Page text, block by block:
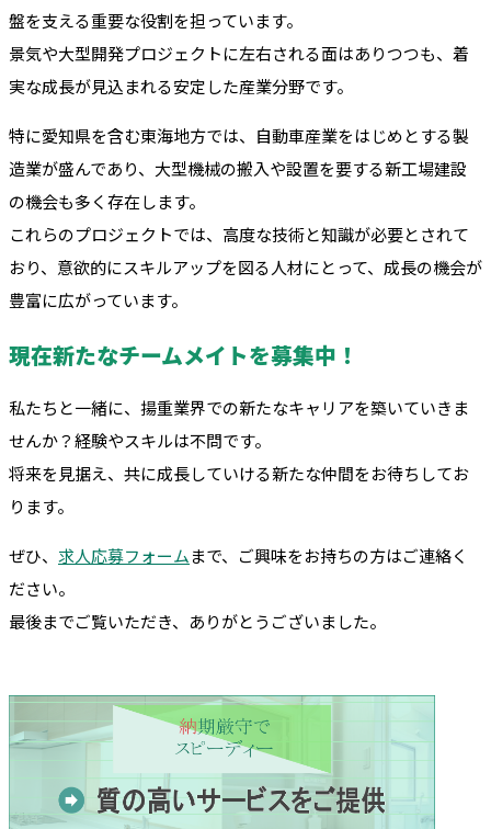
盤を支える重要な役割を担っています。
景気や大型開発プロジェクトに左右される面はありつつも、着
実な成長が見込まれる安定した産業分野です。
特に愛知県を含む東海地方では、自動車産業をはじめとする製
造業が盛んであり、大型機械の搬入や設置を要する新工場建設
の機会も多く存在します。
これらのプロジェクトでは、高度な技術と知識が必要とされて
おり、意欲的にスキルアップを図る人材にとって、成長の機会が
豊富に広がっています。
現在新たなチームメイトを募集中！
私たちと一緒に、揚重業界での新たなキャリアを築いていきま
せんか？経験やスキルは不問です。
将来を見据え、共に成長していける新たな仲間をお待ちしてお
ります。
ぜひ、 求人応募フォームまで、ご興味をお持ちの方はご連絡く
ださい。
最後までご覧いただき、ありがとうございました。